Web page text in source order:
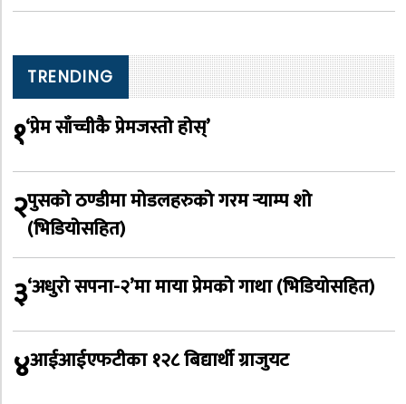
TRENDING
१‘प्रेम साँच्चीकै प्रेमजस्तो होस्’
२पुसको ठण्डीमा मोडलहरुको गरम र्‍याम्प शो
(भिडियोसहित)
३‘अधुरो सपना-२’मा माया प्रेमको गाथा (भिडियोसहित)
४आईआईएफटीका १२८ बिद्यार्थी ग्राजुयट